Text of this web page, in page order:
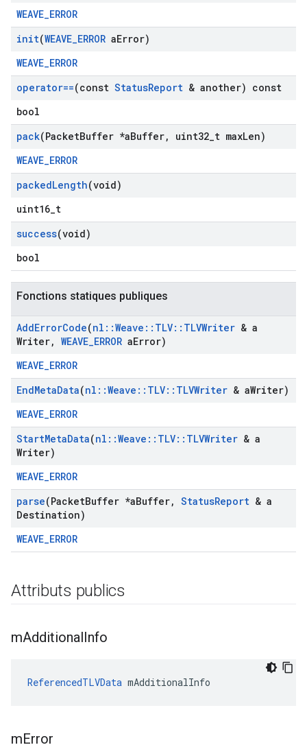
WEAVE_ERROR
init(WEAVE_ERROR aError)
WEAVE_ERROR
operator==(const StatusReport & another) const
bool
pack(PacketBuffer *aBuffer, uint32 t maxLen)
WEAVE_ERROR
packedLength(void)
uint16_t
success(void)
bool
Fonctions statiques publiques
AddErrorCode(nl ::Weave :: TLV:: TLVWriter & a
Writer, WEAVE_ERROR aError)
WEAVE_ERROR
EndMetaData(nl ::Weave :: TLV:: TLVWriter & aWriter)
WEAVE_ERROR
StartMetaData(nl ::Weave :: TLV:: TLVWriter & a
Writer)
WEAVE_ERROR
parse(PacketBuffer *aBuffer, StatusReport & a
Destination)
WEAVE_ERROR
Attributs publics
mAdditionalInfo
ReferencedTLVData mAdditionalInfo
mError